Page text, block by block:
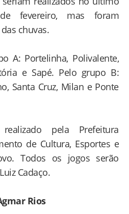
fevereiro, mas foram
chuvas.
A: Portelinha, Polivalente,
e Sapé. Pelo grupo B:
Santa Cruz, Milan e Ponte
pela Prefeitura
de Cultura, Esportes e
Todos os jogos serão
Cadaço.
Rios